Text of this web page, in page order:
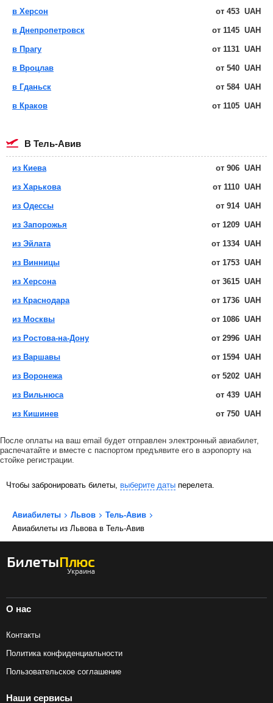
в Херсон от 453 UAH
в Днепропетровск от 1145 UAH
в Прагу от 1131 UAH
в Вроцлав от 540 UAH
в Гданьск от 584 UAH
в Краков от 1105 UAH
в Тель-Авив
из Киева от 906 UAH
из Харькова от 1110 UAH
из Одессы от 914 UAH
из Запорожья от 1209 UAH
из Эйлата от 1334 UAH
из Винницы от 1753 UAH
из Херсона от 3615 UAH
из Краснодара от 1736 UAH
из Москвы от 1086 UAH
из Ростова-на-Дону от 2996 UAH
из Варшавы от 1594 UAH
из Воронежа от 5202 UAH
из Вильнюса от 439 UAH
из Кишинев от 750 UAH
После оплаты на ваш email будет отправлен электронный авиабилет,
распечатайте и вместе с паспортом предъявите его в аэропорту на
стойке регистрации.
Чтобы забронировать билеты, выберите даты перелета.
Авиабилеты Львов
Тель-Авив
Авиабилеты из Львова в Тель-Авив
О нас
Контакты
Политика конфиденциальности
Пользовательское соглашение
Наши сервисы